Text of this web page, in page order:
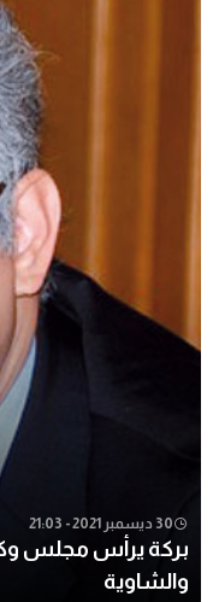
30 ديسمبر 2021 - 21:03
بركة يرأس مجلس
والشاوية